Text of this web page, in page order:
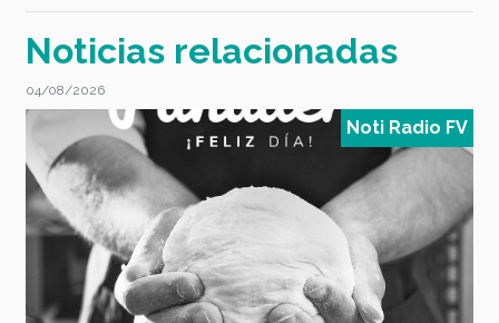
Noticias relacionadas
04/08/2026
Noti Radio FV